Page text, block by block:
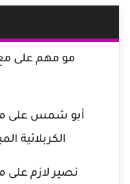
مو مهم على
أبو شمس على
الكربلائية
نصير لازم على